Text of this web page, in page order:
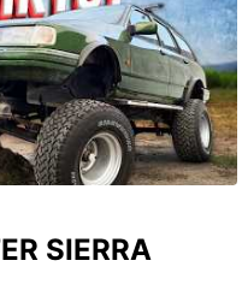
SIERRA